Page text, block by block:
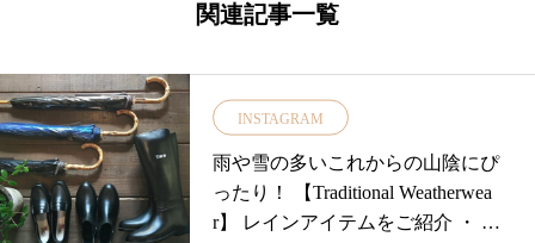
関連記事一覧
INSTAGRAM
雨や雪の多いこれからの山陰にぴ
ったり！ 【Traditional Weatherwea
r】 レインアイテムをご紹介 ・ 高